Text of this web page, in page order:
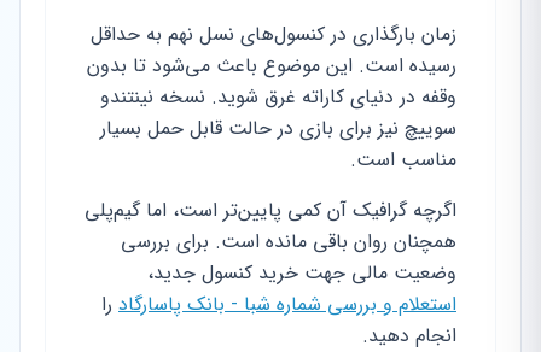
زمان بارگذاری در کنسول‌های نسل نهم به حداقل
رسیده است. این موضوع باعث می‌شود تا بدون
وقفه در دنیای کاراته غرق شوید. نسخه نینتندو
سوییچ نیز برای بازی در حالت قابل حمل بسیار
مناسب است.
اگرچه گرافیک آن کمی پایین‌تر است، اما گیم‌پلی
همچنان روان باقی مانده است. برای بررسی
وضعیت مالی جهت خرید کنسول جدید،
استعلام و بررسی شماره شبا - بانک پاسارگاد را
انجام دهید.